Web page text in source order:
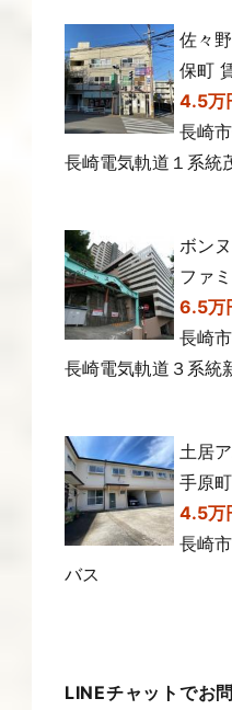
佐々
保町
4.5万
長崎
長崎電気軌道１系統
ボン
ファ
6.5万
長崎
長崎電気軌道３系統
土居
手原
4.5万
長崎
バス
LINEチャットでお